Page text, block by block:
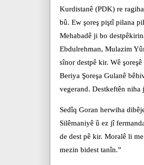
Kurdistanê (PDK) re
bû. Ew şoreş piştî pilana
Mehabadê ji bo
Ebdulrehman, Mulazim
sînor destpê kir. Wê
Beriya Şoreşa Gulanê
vegerand. Destkeftên niha
Sedîq Goran herwiha
Silêmaniyê û ez jî
de dest pê kir. Moralê li
mezin bidest tanîn.”